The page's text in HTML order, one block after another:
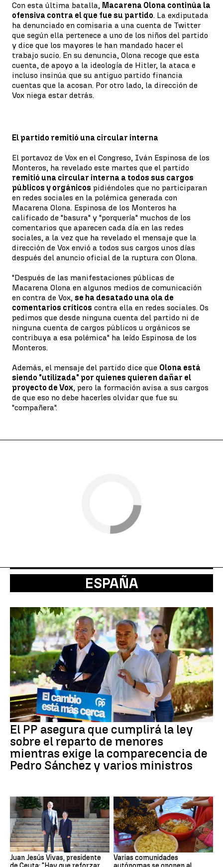
Con esta última batalla, Macarena Olona continúa la
ofensiva contra el que fue su partido. La exdiputada
ha denunciado en comisaria a una cuenta de Twitter
que según ella pertenece a uno de los niños del partido
y dice que los mayores le han mandado hacer el
trabajo sucio. En su denuncia, Olona recoge que esta
cuenta, de apoyo a la ideología de Hitler, la ataca e
incluso insinúa que su antiguo partido financia
cuentas que la acosan. Por otro lado, la dirección de
Vox niega estar detrás.
El partido remitió una circular interna
El portavoz de Vox en el Congreso, Iván Espinosa de los
Monteros, ha revelado este martes que el partido
remitió una circular interna a todos sus cargos
públicos y orgánicos pidiéndoles que no participaran
en redes sociales en la polémica generada con
Macarena Olona. Espinosa de los Monteros ha
calificado de "basura" y "porquería" muchos de los
comentarios que aparecen cada día en las redes
sociales, a la vez que ha revelado el mensaje que la
dirección de Vox envió a todos sus cargos unos días
después del anuncio oficial de la ruptura con Olona.
"Después de las manifestaciones públicas de
Macarena Olona en algunos medios de comunicación
en contra de Vox, se ha desatado una ola de
comentarios críticos contra ella en redes sociales. Os
pedimos que desde ninguna cuenta del partido ni de
ninguna cuenta de cargos públicos u orgánicos se
contribuya a esa polémica" ha leído Espinosa de los
Monteros.
Además, el mensaje del partido dice que Olona está
siendo "utilizada" por quienes quieren dañar el
proyecto de Vox, pero la formación avisa a sus cargos
de que eso no debe hacerles olvidar que fue su
"compañera".
ESPAÑA
El PP asegura que cumplirá la ley
sobre el reparto de menores
mientras exige la comparecencia de
Pedro Sánchez y varios ministros
Juan Jesús Vivas, presidente
Varias comunidades